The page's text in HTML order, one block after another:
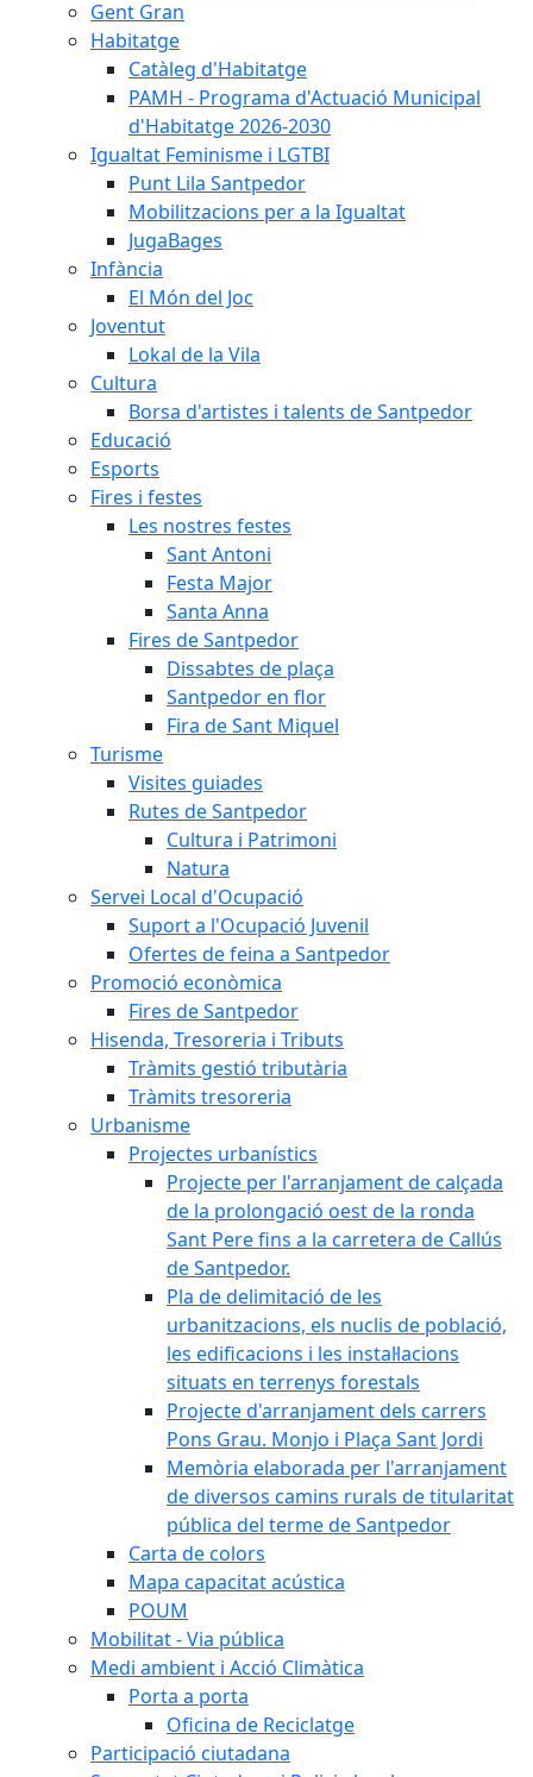
Gent Gran
Habitatge
Catàleg d'Habitatge
PAMH - Programa d'Actuació Municipal
d'Habitatge 2026-2030
Igualtat Feminisme i LGTBI
Punt Lila Santpedor
Mobilitzacions per a la Igualtat
JugaBages
Infància
El Món del Joc
Joventut
Lokal de la Vila
Cultura
Borsa d'artistes i talents de Santpedor
Educació
Esports
Fires i festes
Les nostres festes
Sant Antoni
Festa Major
Santa Anna
Fires de Santpedor
Dissabtes de plaça
Santpedor en flor
Fira de Sant Miquel
Turisme
Visites guiades
Rutes de Santpedor
Cultura i Patrimoni
Natura
Servei Local d'Ocupació
Suport a l'Ocupació Juvenil
Ofertes de feina a Santpedor
Promoció econòmica
Fires de Santpedor
Hisenda, Tresoreria i Tributs
Tràmits gestió tributària
Tràmits tresoreria
Urbanisme
Projectes urbanístics
Projecte per l'arranjament de calçada
de la prolongació oest de la ronda
Sant Pere fins a la carretera de Callús
de Santpedor.
Pla de delimitació de les
urbanitzacions, els nuclis de població,
les edificacions i les instal·lacions
situats en terrenys forestals
Projecte d'arranjament dels carrers
Pons Grau. Monjo i Plaça Sant Jordi
Memòria elaborada per l'arranjament
de diversos camins rurals de titularitat
pública del terme de Santpedor
Carta de colors
Mapa capacitat acústica
POUM
Mobilitat - Via pública
Medi ambient i Acció Climàtica
Porta a porta
Oficina de Reciclatge
Participació ciutadana